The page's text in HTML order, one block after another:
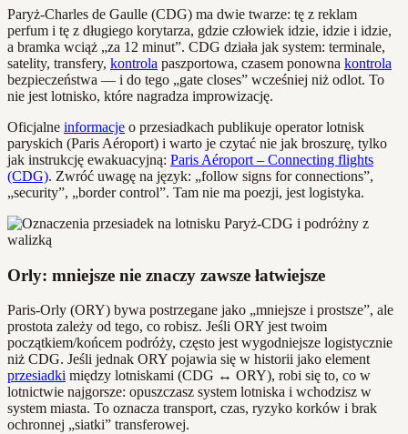
Paryż‑Charles de Gaulle (CDG) ma dwie twarze: tę z reklam
perfum i tę z długiego korytarza, gdzie człowiek idzie, idzie i idzie,
a bramka wciąż „za 12 minut”. CDG działa jak system: terminale,
satelity, transfery, kontrola paszportowa, czasem ponowna kontrola
bezpieczeństwa — i do tego „gate closes” wcześniej niż odlot. To
nie jest lotnisko, które nagradza improwizację.
Oficjalne informacje o przesiadkach publikuje operator lotnisk
paryskich (Paris Aéroport) i warto je czytać nie jak broszurę, tylko
jak instrukcję ewakuacyjną: Paris Aéroport – Connecting flights
(CDG). Zwróć uwagę na język: „follow signs for connections”,
„security”, „border control”. Tam nie ma poezji, jest logistyka.
Orly: mniejsze nie znaczy zawsze łatwiejsze
Paris‑Orly (ORY) bywa postrzegane jako „mniejsze i prostsze”, ale
prostota zależy od tego, co robisz. Jeśli ORY jest twoim
początkiem/końcem podróży, często jest wygodniejsze logistycznie
niż CDG. Jeśli jednak ORY pojawia się w historii jako element
przesiadki między lotniskami (CDG ↔ ORY), robi się to, co w
lotnictwie najgorsze: opuszczasz system lotniska i wchodzisz w
system miasta. To oznacza transport, czas, ryzyko korków i brak
ochronnej „siatki” transferowej.